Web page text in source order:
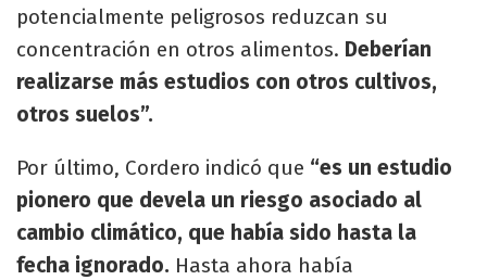
potencialmente peligrosos reduzcan su
concentración en otros alimentos. Deberían
realizarse más estudios con otros cultivos,
otros suelos”.
Por último, Cordero indicó que “es un estudio
pionero que devela un riesgo asociado al
cambio climático, que había sido hasta la
fecha ignorado. Hasta ahora había